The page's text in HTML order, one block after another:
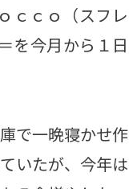
ｃｏ（スフレ
を今月から１日
で一晩寝かせ作
いたが、今年は